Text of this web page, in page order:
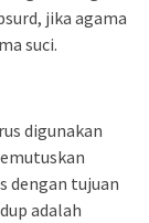
jika agama
suci.
digunakan
dengan tujuan
adalah